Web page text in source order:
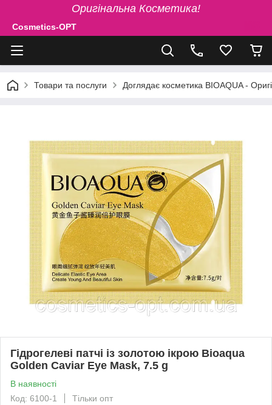
Оригінальна Косметика!
Cosmetics-OPT
Товари та послуги Доглядає косметика BIOAQUA -
Гідрогелеві патчі із золотою ікрою Bioaqua
Golden Caviar Eye Mask, 7.5 g
В наявності
Код: 6100-1
Тільки опт